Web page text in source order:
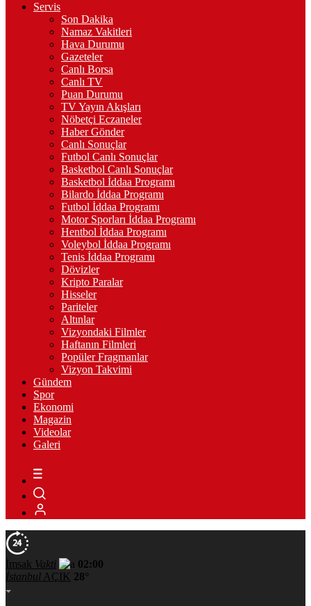
Servis
Son Dakika
Namaz Vakitleri
Hava Durumu
Gazeteler
Canlı Borsa
Canlı TV
Puan Durumu
TV Yayın Akışları
Nöbetçi Eczaneler
Haber Gönder
Canlı Sonuçlar
Futbol Canlı Sonuçlar
Basketbol Canlı Sonuçlar
Basketbol İddaa Programı
Bilardo İddaa Programı
Futbol İddaa Programı
Motor Sporları İddaa Programı
Hentbol İddaa Programı
Voleybol İddaa Programı
Tenis İddaa Programı
Dövizler
Kripto Paralar
Hisseler
Pariteler
Altınlar
Vizyondaki Filmler
Haftanın Filmleri
Popüler Fragmanlar
Vizyon Takvimi
Gündem
Spor
Ekonomi
Magazin
Videolar
Galeri
İmsak Vakti
02:00
İstanbul AÇIK 28°